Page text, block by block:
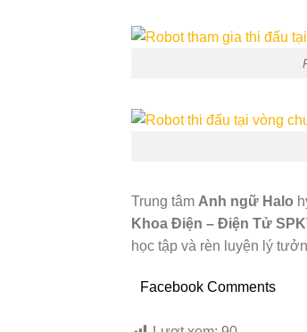
Trung tâm Anh ngữ Halo
Khoa Điện – Điện Tử
học tập và rèn luyện lý
Facebook Comments